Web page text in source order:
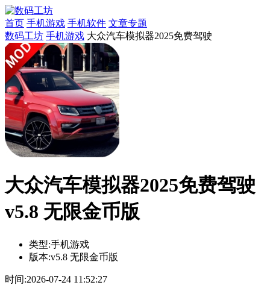
首页 手机游戏 手机软件 文章专题
数码工坊 手机游戏 大众汽车模拟器2025免费驾驶
大众汽车模拟器2025免费驾驶
v5.8 无限金币版
类型:手机游戏
版本:v5.8 无限金币版
时间:2026-07-24 11:52:27